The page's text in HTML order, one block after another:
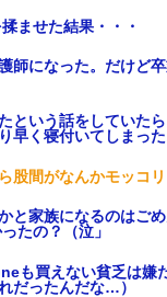
ませた結果・・・
師になった。だけど
という話をしていた
早く寝付いてしま
股間がなんかモッコ
と家族になるのはご
たの？（泣」
も買えない貧乏は嫌
だったんだな…）